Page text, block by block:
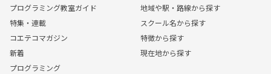
プログラミング教室ガイド
特集・連載
コエテコマガジン
新着
プログラミング
地域や駅・路線から探す
スクール名から探す
特徴から探す
現在地から探す